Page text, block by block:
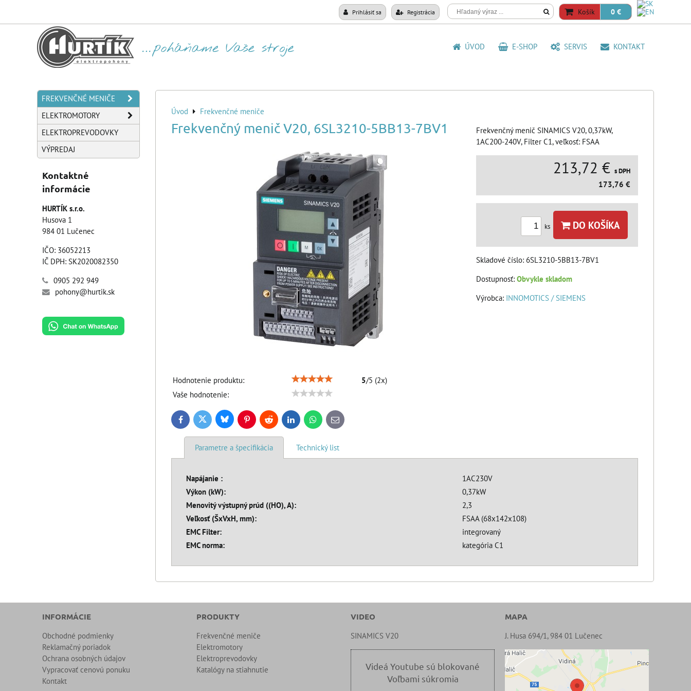
Prihlásiť sa Registrácia Košík 0 €
ÚVOD E-SHOP SERVIS KONTAKT
Úvod Frekvenčné meniče
Frekvenčný menič V20, 6SL3210-5BB13-7BV1
Hodnotenie produktu: 5/5 (2x)
Vaše hodnotenie:
Frekvenčný menič SINAMICS V20, 0,37kW,
1AC200-240V, Filter C1, veľkosť: FSAA
213,72 € s DPH
173,76 €
ks DO KOŠÍKA
Skladové číslo: 6SL3210-5BB13-7BV1
Dostupnosť: Obvykle skladom
Výrobca: INNOMOTICS / SIEMENS
FacebookTwitter BlueskyPinterestReddit LinkedInWhatsApp
E-
mail
Parametre a špecifikácia Technický list
Napájanie :
1AC230V
Výkon (kW):
0,37kW
Menovitý výstupný prúd ((HO), A):
2,3
Veľkosť (ŠxVxH, mm):
FSAA (68x142x108)
EMC Filter:
integrovaný
EMC norma:
kategória C1
FREKVENČNÉ MENIČE
ELEKTROMOTORY
ELEKTROPREVODOVKY
VÝPREDAJ
Kontaktné
informácie
HURTÍK s.r.o.
Husova 1
984 01 Lučenec
IČO: 36052213
IČ DPH: SK2020082350
0905 292 949
pohony@hurtik.sk
INFORMÁCIE
Obchodné podmienky
Reklamačný poriadok
Ochrana osobných údajov
Vypracovať cenovú ponuku
Kontakt
PRODUKTY
Frekvenčné meniče
Elektromotory
Elektroprevodovky
Katalógy na stiahnutie
VIDEO
SINAMICS V20
Videá Youtube sú blokované
Voľbami súkromia
MAPA
J. Husa 694/1, 984 01 Lučenec